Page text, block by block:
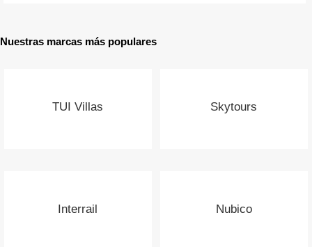
Nuestras marcas más populares
TUI Villas Skytours
Interrail Nubico